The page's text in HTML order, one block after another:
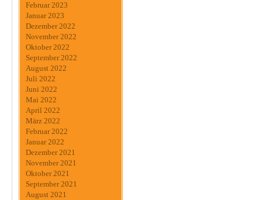
Februar 2023
Januar 2023
Dezember 2022
November 2022
Oktober 2022
September 2022
August 2022
Juli 2022
Juni 2022
Mai 2022
April 2022
März 2022
Februar 2022
Januar 2022
Dezember 2021
November 2021
Oktober 2021
September 2021
August 2021